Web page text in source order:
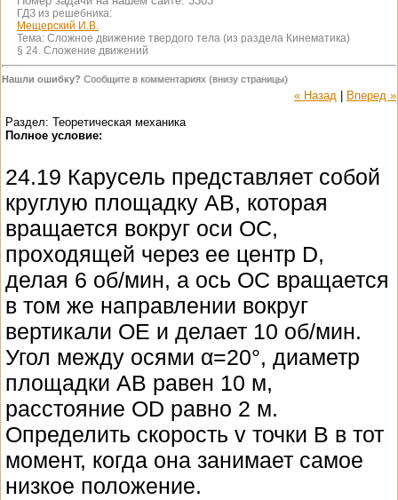
ГДЗ из решебника:
Мещерский И.В.
Тема: Сложное движение твердого тела (из раздела Кинематика)
§ 24. Сложение движений
Нашли ошибку? Сообщите в комментариях (внизу страницы)
« Назад
Вперед »
Раздел: Теоретическая механика
Полное условие:
24.19 Карусель представляет собой
круглую площадку AB, которая
вращается вокруг оси OC,
проходящей через ее центр D,
делая 6 об/мин, а ось OC вращается
в том же направлении вокруг
вертикали OE и делает 10 об/мин.
Угол между осями α=20°, диаметр
площадки AB равен 10 м,
расстояние OD равно 2 м.
Определить скорость v точки B в тот
момент, когда она занимает самое
низкое положение.